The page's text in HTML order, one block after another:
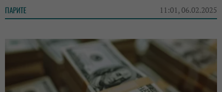
ПАРИТЕ 11:01, 06.02.2025